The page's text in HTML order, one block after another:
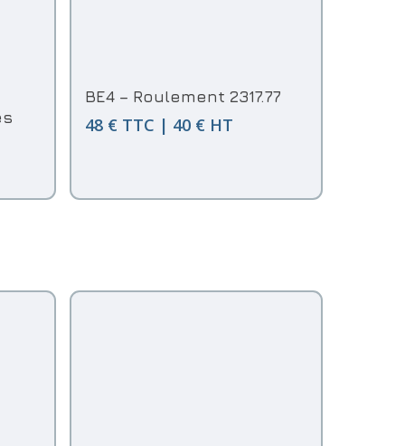
BE4 – Roulement 2317.77
48 € TTC | 40 € HT